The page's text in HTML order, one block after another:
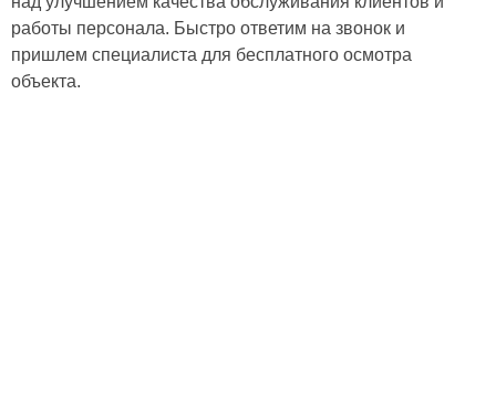
работы персонала. Быстро ответим на звонок и
пришлем специалиста для бесплатного осмотра
объекта.